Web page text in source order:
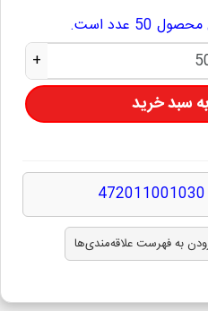
عدد است.
+
سبد خرید
472011001030
به فهرست علاقه‌مندی‌ها